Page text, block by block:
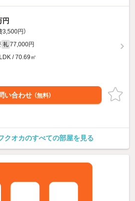
円
3,500円）
礼 77,000円
/ 70.69㎡
い合わせ （無料）
クオカのすべての部屋を見る